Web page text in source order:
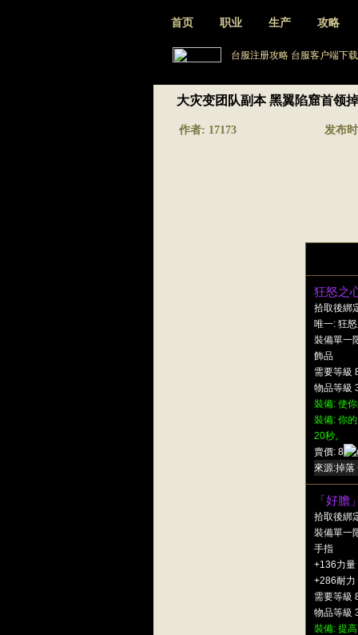
首页 职业 生产 攻略
台服注册攻略 台服客户端下载
大灾变团队副本 黑翼陷窟首领
作者: 17173 发布
狂怒之
拾取後綁
唯一: 狂
裝備單一
飾品
需要等級
物品等級
裝備: 使
裝備: 你
20秒。
賣價: 8
來源:掉落
「好膽
拾取後綁
裝備單一
手指
+136力量
+286耐力
需要等級
物品等級
裝備: 提